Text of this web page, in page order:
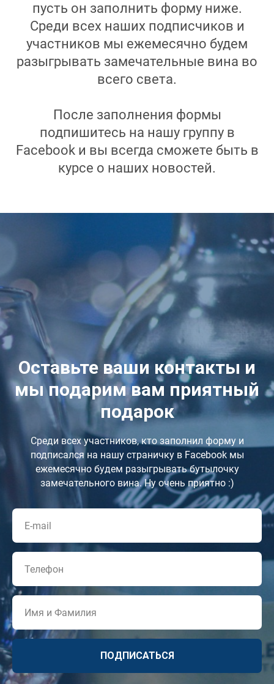
пусть он заполнить форму ниже.
Среди всех наших подписчиков и
участников мы ежемесячно будем
разыгрывать замечательные вина во
всего света.
После заполнения формы
подпишитесь на нашу группу в
Facebook и вы всегда сможете быть в
курсе о наших новостей.
Оставьте ваши контакты и
мы подарим вам приятный
подарок
Среди всех участников, кто заполнил форму и
подписался на нашу страничку в Facebook мы
ежемесячно будем разыгрывать бутылочку
замечательного вина. Ну очень приятно :)
ПОДПИСАТЬСЯ